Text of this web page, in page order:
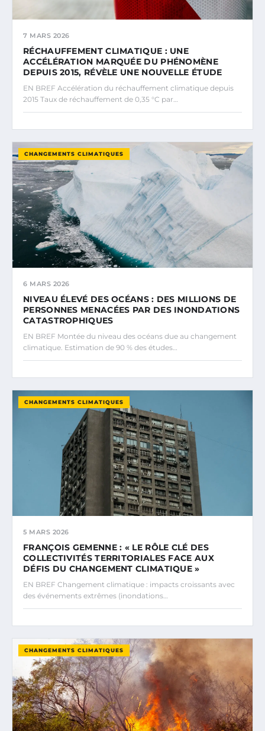
7 MARS 2026
RÉCHAUFFEMENT CLIMATIQUE : UNE
ACCÉLÉRATION MARQUÉE DU PHÉNOMÈNE
DEPUIS 2015, RÉVÈLE UNE NOUVELLE ÉTUDE
EN BREF Accélération du réchauffement climatique depuis
2015 Taux de réchauffement de 0,35 °C par…
CHANGEMENTS CLIMATIQUES
6 MARS 2026
NIVEAU ÉLEVÉ DES OCÉANS : DES MILLIONS DE
PERSONNES MENACÉES PAR DES INONDATIONS
CATASTROPHIQUES
EN BREF Montée du niveau des océans due au changement
climatique. Estimation de 90 % des études…
CHANGEMENTS CLIMATIQUES
5 MARS 2026
FRANÇOIS GEMENNE : « LE RÔLE CLÉ DES
COLLECTIVITÉS TERRITORIALES FACE AUX
DÉFIS DU CHANGEMENT CLIMATIQUE »
EN BREF Changement climatique : impacts croissants avec
des événements extrêmes (inondations…
CHANGEMENTS CLIMATIQUES